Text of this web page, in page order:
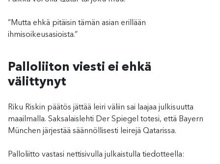
”Mutta ehkä pitäisin tämän asian erillään
ihmisoikeusasioista.”
Palloliiton viesti ei ehkä
välittynyt
Riku Riskin päätös jättää leiri väliin sai laajaa julkisuutta
maailmalla. Saksalaislehti Der Spiegel totesi, että Bayern
München järjestää säännöllisesti leirejä Qatarissa.
Palloliitto vastasi nettisivulla julkaistulla tiedotteella: